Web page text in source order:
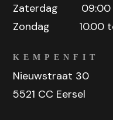
Zaterdag 09:00
Zondag 10.00
KEMPENFIT
Nieuwstraat 30
5521 CC Eersel